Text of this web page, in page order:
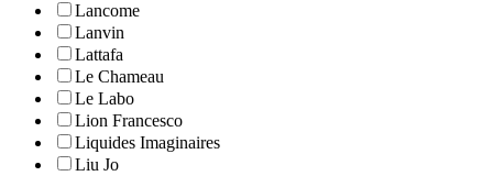
Lancome
Lanvin
Lattafa
Le Chameau
Le Labo
Lion Francesco
Liquides Imaginaires
Liu Jo